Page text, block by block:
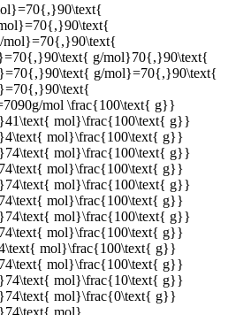
mol}=70{,}90\text{
g/mol}70{,}90\text{
g/mol}=70{,}90\text{
mol \frac{100\text{ g}}
mol}\frac{100\text{ g}}
mol}\frac{100\text{ g}}
mol}\frac{100\text{ g}}
mol}\frac{100\text{ g}}
mol}\frac{100\text{ g}}
mol}\frac{100\text{ g}}
mol}\frac{100\text{ g}}
mol}\frac{100\text{ g}}
mol}\frac{100\text{ g}}
mol}\frac{100\text{ g}}
mol}\frac{10\text{ g}}
mol}\frac{0\text{ g}}